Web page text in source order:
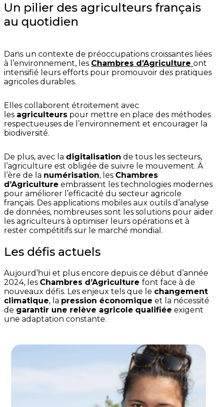
Un pilier des agriculteurs français
au quotidien
Dans un contexte de préoccupations croissantes liées
à l’environnement, les Chambres d’Agriculture ont
intensifié leurs efforts pour promouvoir des pratiques
agricoles durables.
Elles collaborent étroitement avec
les agriculteurs pour mettre en place des méthodes
respectueuses de l’environnement et encourager la
biodiversité.
De plus, avec la digitalisation de tous les secteurs,
l’agriculture est obligée de suivre le mouvement. À
l’ère de la numérisation, les Chambres
d’Agriculture embrassent les technologies modernes
pour améliorer l’efficacité du secteur agricole
français. Des applications mobiles aux outils d’analyse
de données, nombreuses sont les solutions pour aider
les agriculteurs à optimiser leurs opérations et à
rester compétitifs sur le marché mondial.
Les défis actuels
Aujourd’hui et plus encore depuis ce début d’année
2024, les Chambres d’Agriculture font face à de
nouveaux défis. Les enjeux tels que le changement
climatique, la pression économique et la nécessité
de garantir une relève agricole qualifiée exigent
une adaptation constante.